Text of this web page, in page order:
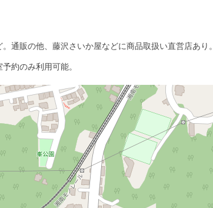
通販の他、藤沢さいか屋などに商品取扱い直営店あり。
約のみ利用可能。